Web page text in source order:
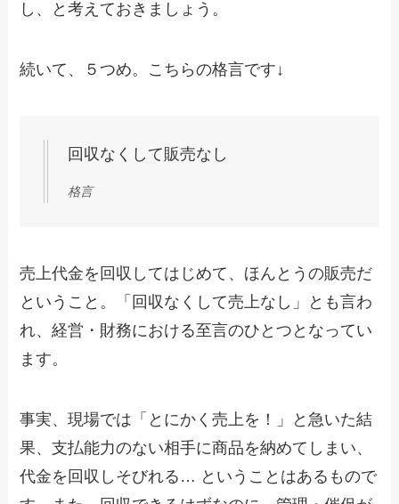
し、と考えておきましょう。
続いて、５つめ。こちらの格言です↓
回収なくして販売なし
格言
売上代金を回収してはじめて、ほんとうの販売だ
ということ。「回収なくして売上なし」とも言わ
れ、経営・財務における至言のひとつとなってい
ます。
事実、現場では「とにかく売上を！」と急いた結
果、支払能力のない相手に商品を納めてしまい、
代金を回収しそびれる… ということはあるもので